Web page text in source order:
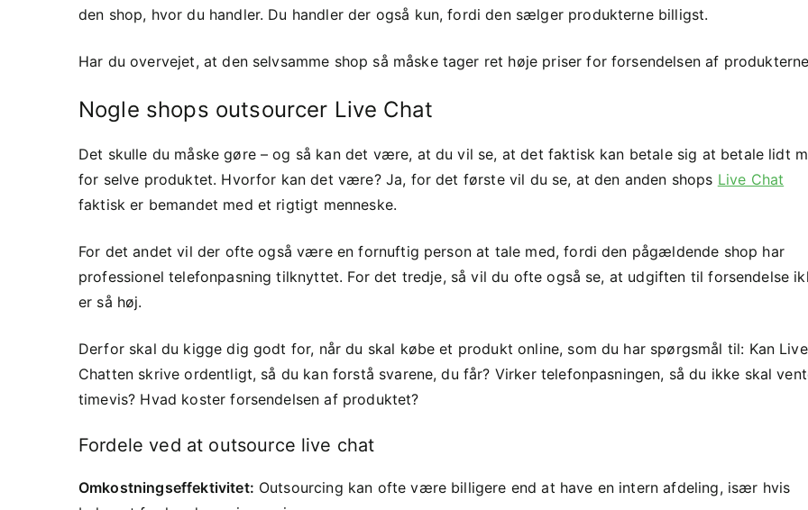
den shop, hvor du handler. Du handler der også kun, fordi den sælger produkterne billigst.
Har du overvejet, at den selvsamme shop så måske tager ret høje priser for forsendelsen af
Nogle shops outsourcer Live Chat
Det skulle du måske gøre – og så kan det være, at du vil se, at det faktisk kan betale sig at betale lidt
for selve produktet. Hvorfor kan det være? Ja, for det første vil du se, at den anden shops Live Chat
faktisk er bemandet med et rigtigt menneske.
For det andet vil der ofte også være en fornuftig person at tale med, fordi den pågældende shop har
professionel telefonpasning tilknyttet. For det tredje, så vil du ofte også se, at udgiften til forsendelse
er så høj.
Derfor skal du kigge dig godt for, når du skal købe et produkt online, som du har spørgsmål til: Kan Live
Chatten skrive ordentligt, så du kan forstå svarene, du får? Virker telefonpasningen, så du ikke skal
timevis? Hvad koster forsendelsen af produktet?
Fordele ved at outsource live chat
Omkostningseffektivitet: Outsourcing kan ofte være billigere end at have en intern afdeling, især hvis